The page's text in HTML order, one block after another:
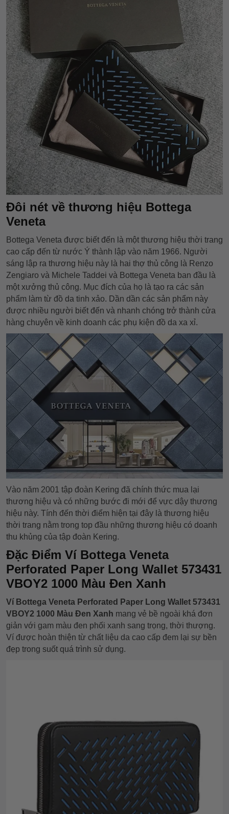
Đôi nét về thương hiệu Bottega
Veneta
Bottega Veneta được biết đến là một thương hiệu thời trang
cao cấp đến từ nước Ý thành lập vào năm 1966. Người
sáng lập ra thương hiệu này là hai thợ thủ công là Renzo
Zengiaro và Michele Taddei và Bottega Veneta ban đầu là
một xưởng thủ công. Mục đích của họ là tạo ra các sản
phẩm làm từ đồ da tinh xảo. Dần dần các sản phẩm này
được nhiều người biết đến và nhanh chóng trở thành cửa
hàng chuyên về kinh doanh các phụ kiện đồ da xa xỉ.
Vào năm 2001 tập đoàn Kering đã chính thức mua lại
thương hiệu và có những bước đi mới để vực dậy thương
hiệu này. Tính đến thời điểm hiện tại đây là thương hiệu
thời trang nằm trong top đầu những thương hiệu có doanh
thu khủng của tập đoàn Kering.
Đặc Điểm Ví Bottega Veneta
Perforated Paper Long Wallet 573431
VBOY2 1000 Màu Đen Xanh
Ví Bottega Veneta Perforated Paper Long Wallet 573431
VBOY2 1000 Màu Đen Xanh mang vẻ bề ngoài khá đơn
giản với gam màu đen phối xanh sang trọng, thời thượng.
Ví được hoàn thiện từ chất liệu da cao cấp đem lại sự bền
đẹp trong suốt quá trình sử dụng.